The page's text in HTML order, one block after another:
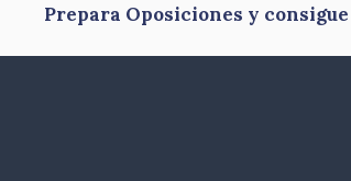
Prepara Oposiciones y